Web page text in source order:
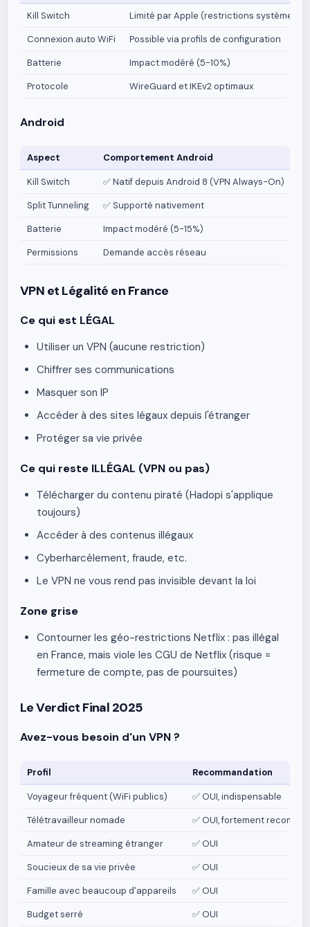
Kill Switch
Limité par Apple (restrictions système)
Connexion auto WiFi
Possible via profils de configuration
Batterie
Impact modéré (5-10%)
Protocole
WireGuard et IKEv2 optimaux
Android
Aspect Comportement Android
Kill Switch ✅ Natif depuis Android 8 (VPN Always-On)
Split Tunneling
✅ Supporté nativement
Batterie
Impact modéré (5-15%)
Permissions
Demande accès réseau
VPN et Légalité en France
Ce qui est LÉGAL
Utiliser un VPN (aucune restriction)
Chiffrer ses communications
Masquer son IP
Accéder à des sites légaux depuis l'étranger
Protéger sa vie privée
Ce qui reste ILLÉGAL (VPN ou pas)
Télécharger du contenu piraté (Hadopi s'applique
toujours)
Accéder à des contenus illégaux
Cyberharcèlement, fraude, etc.
Le VPN ne vous rend pas invisible devant la loi
Zone grise
Contourner les géo-restrictions Netflix : pas illégal
en France, mais viole les CGU de Netflix (risque =
fermeture de compte, pas de poursuites)
Le Verdict Final 2025
Avez-vous besoin d'un VPN ?
Profil Recommandation
Voyageur fréquent (WiFi publics)
✅ OUI, indispensable
Télétravailleur nomade
✅ OUI, fortement
Amateur de streaming étranger
✅ OUI
Soucieux de sa vie privée
✅ OUI
Famille avec beaucoup d'appareils
✅ OUI
Budget serré
✅ OUI